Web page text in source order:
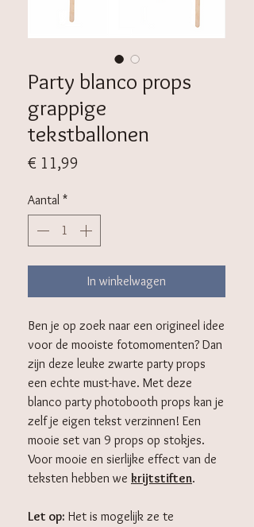
Party blanco props
grappige
tekstballonen
€ 11,99
Aantal *
In winkelwagen
Ben je op zoek naar een origineel idee
voor de mooiste fotomomenten? Dan
zijn deze leuke zwarte party props
een echte must-have. Met deze
blanco party photobooth props kan je
zelf je eigen tekst verzinnen! Een
mooie set van 9 props op stokjes.
Voor mooie en sierlijke effect van de
teksten hebben we krijtstiften.
Let op: Het is mogelijk ze te